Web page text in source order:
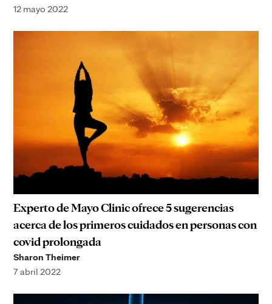
12 mayo 2022
Experto de Mayo Clinic ofrece 5 sugerencias
acerca de los primeros cuidados en personas con
covid prolongada
Sharon Theimer
7 abril 2022